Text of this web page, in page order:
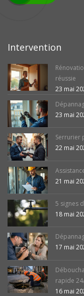
Intervention
réussie
23 mai
23 mai
Serrurier
22 mai
21 mai
5 signes
18 mai
17 mai
rapide
16 mai